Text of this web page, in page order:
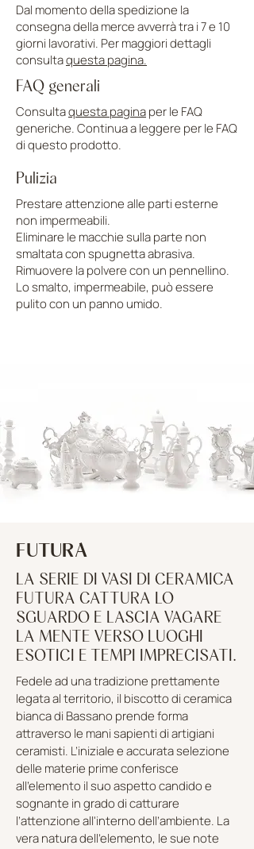
Dal momento della spedizione la
consegna della merce avverrà tra i 7 e 10
giorni lavorativi. Per maggiori dettagli
consultaquesta pagina.
FAQ generali
Consultaquesta paginaper le FAQ
generiche. Continua a leggere per le FAQ
di questo prodotto.
Pulizia
Prestare attenzione alle parti esterne
non impermeabili.
Eliminare le macchie sulla parte non
smaltata con spugnetta abrasiva.
Rimuovere la polvere con un pennellino.
Lo smalto, impermeabile, può essere
pulito con un panno umido.
FUTURA
LA SERIE DI VASI DI CERAMICA
FUTURA CATTURA LO
SGUARDO E LASCIA VAGARE
LA MENTE VERSO LUOGHI
ESOTICI E TEMPI IMPRECISATI.
Fedele ad una tradizione prettamente
legata al territorio, il biscotto di ceramica
bianca di Bassano prende forma
attraverso le mani sapienti di artigiani
ceramisti. L’iniziale e accurata selezione
delle materie prime conferisce
all’elemento il suo aspetto candido e
sognante in grado di catturare
l’attenzione all'interno dell’ambiente. La
vera natura dell'elemento, le sue note